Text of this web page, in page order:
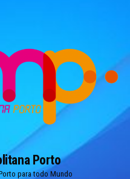
Porto
para todo Mundo